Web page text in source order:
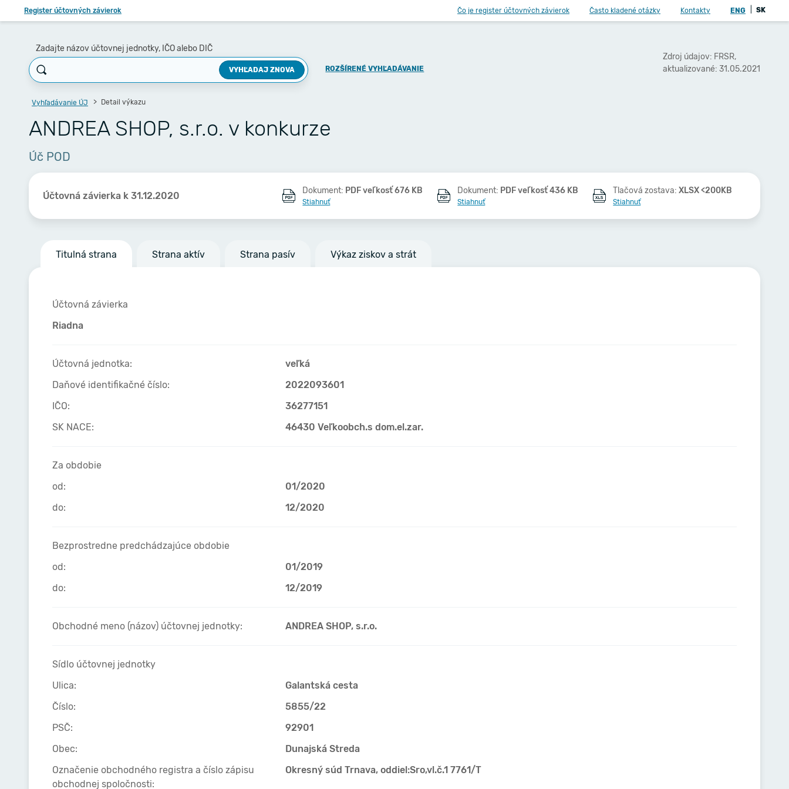
Register účtovných závierok Čo je register účtovných závierok Často kladené otázky Kontakty ENG SK
Zadajte názov účtovnej jednotky, IČO alebo DIČ
VYHĽADAJ ZNOVA ROZŠÍRENÉ VYHĽADÁVANIE
Zdroj údajov: FRSR,
aktualizované: 31.05.2021
Vyhľadávanie ÚJ Detail výkazu
ANDREA SHOP, s.r.o. v konkurze
Úč POD
Účtovná závierka k 31.12.2020 Dokument: PDF veľkosť 676 KB
Stiahnuť
Dokument: PDF veľkosť 436 KB
Stiahnuť
Tlačová zostava:XLSX <200KB
Stiahnuť
Titulná strana Strana aktív Strana pasív Výkaz ziskov a strát
Účtovná závierka
Riadna
Účtovná jednotka:
veľká
Daňové identifikačné číslo:
2022093601
IČO:
36277151
SK NACE:
46430 Veľkoobch.s dom.el.zar.
Za obdobie
od:
01/2020
do:
12/2020
Bezprostredne predchádzajúce obdobie
od:
01/2019
do:
12/2019
Obchodné meno (názov) účtovnej jednotky: ANDREA SHOP, s.r.o.
Sídlo účtovnej jednotky
Ulica:
Galantská cesta
Číslo:
5855/22
PSČ:
92901
Obec:
Dunajská Streda
Označenie obchodného registra a číslo zápisu
obchodnej spoločnosti:
Okresný súd Trnava, oddiel:Sro,vl.č.1 7761/T